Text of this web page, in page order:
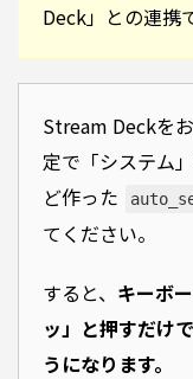
Deck」との連携
Stream Deckを
定で「システム
ど作った
てください。
すると、 キーボ
ッ」と押すだけ
うになります。